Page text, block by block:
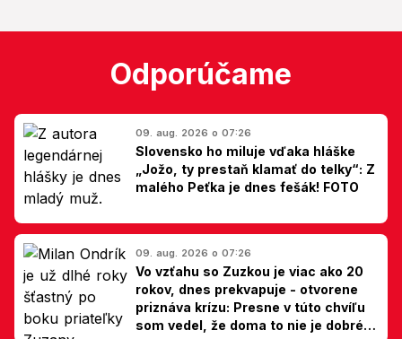
Odporúčame
09. aug. 2026 o 07:26
Slovensko ho miluje vďaka hláške
„Jožo, ty prestaň klamať do telky“: Z
malého Peťka je dnes fešák! FOTO
09. aug. 2026 o 07:26
Vo vzťahu so Zuzkou je viac ako 20
rokov, dnes prekvapuje - otvorene
priznáva krízu: Presne v túto chvíľu
som vedel, že doma to nie je dobré,